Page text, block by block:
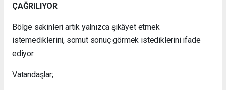
ÇAĞRILIYOR
Bölge sakinleri artık yalnızca şikâyet etmek
istemediklerini, somut sonuç görmek istediklerini ifade
ediyor.
Vatandaşlar;